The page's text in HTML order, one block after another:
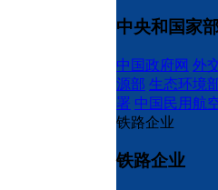
中央和国家
中国政府网 外
源部 生态环境
署 中国民用航
铁路企业
铁路企业